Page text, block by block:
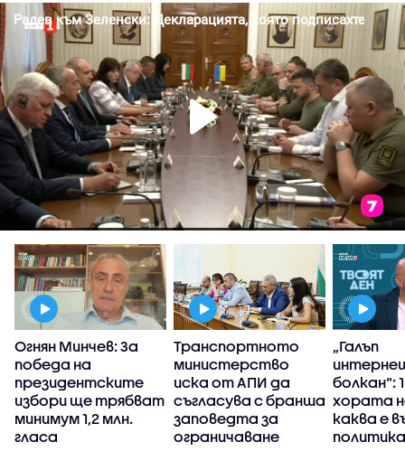
Огнян Минчев: За
победа на
президентските
избори ще трябват
минимум 1,2 млн.
гласа
Транспортното
министерство
иска от АПИ да
съгласува с бранша
заповедта за
ограничаване
„Галъп
болкан“:
хората
каква е